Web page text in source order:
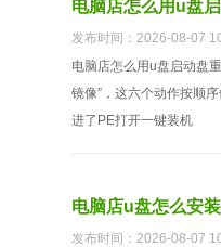
电脑店怎么用u盘
发布时间：2026-08-07
电脑店怎么用u盘启动盘
镜像”，这六个动作按顺
进了PE打开一键装机
电脑店u盘怎么安
发布时间：2026-08-07